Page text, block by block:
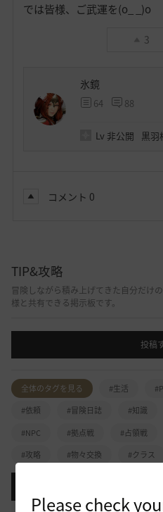
Please check
では皆様、ご武運を(o_ _)o
3
氷鏡
64 88
Lv 非公開 黒羽
コメント 0
TIP&攻略
冒険しながら積み上げてきた自分だけ
様と共有できる掲示板です。
投稿
全体のタグを見る #生活
#依頼
#冒険日誌 #知識
#NPC
#拠点戦 #占領戦
#攻略
#物々交換 #クラス